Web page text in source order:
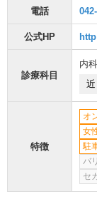
電話
公式HP
診療科目
内科
特徴
オ
女
駐
バ
セ